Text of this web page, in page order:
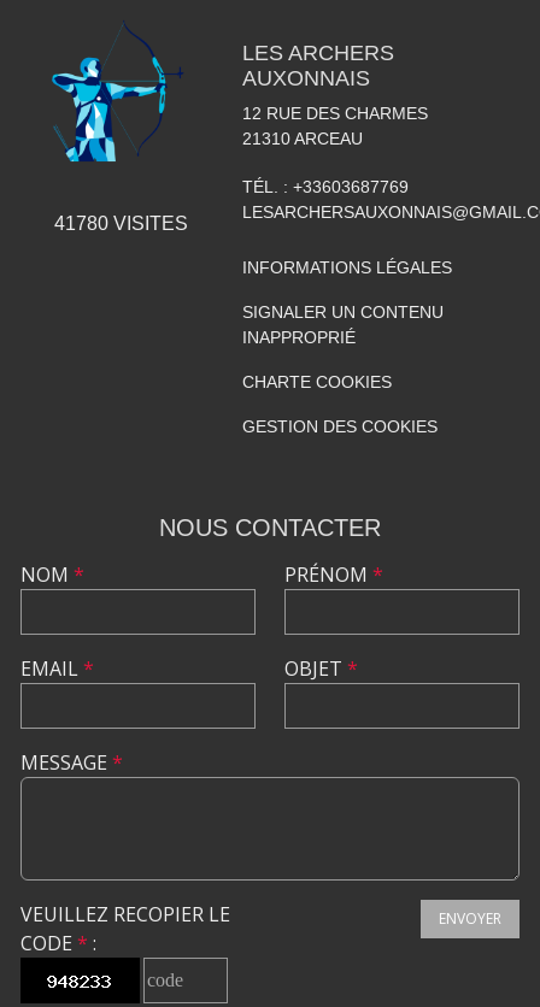
41780VISITES
LES ARCHERS
AUXONNAIS
12 RUE DES CHARMES
21310 ARCEAU
TÉL. : +33603687769
INFORMATIONS LÉGALES
SIGNALER UN CONTENU
INAPPROPRIÉ
CHARTE COOKIES
GESTION DES COOKIES
NOUS CONTACTER
NOM *
EMAIL*
PRÉNOM *
OBJET *
MESSAGE *
VEUILLEZ RECOPIER LE
CODE * :
ENVOYER